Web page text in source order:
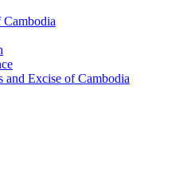
and Excise of Cambodia